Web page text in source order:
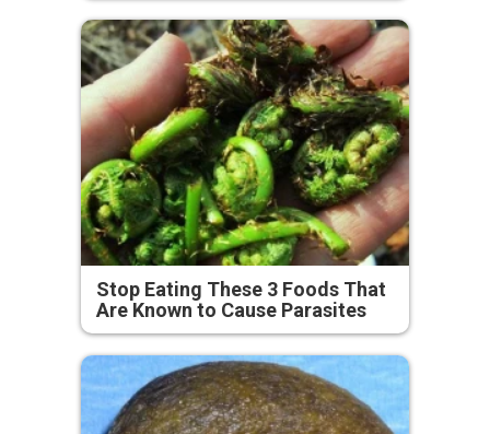
Stop Eating These 3 Foods That
Are Known to Cause Parasites